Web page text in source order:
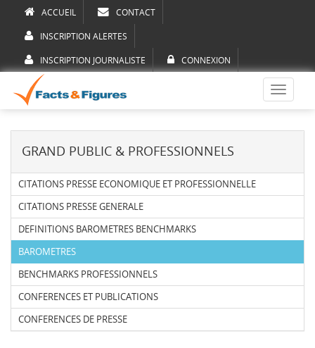
ACCUEIL CONTACT
INSCRIPTION ALERTES
INSCRIPTION JOURNALISTE CONNEXION
Toggle
GRAND PUBLIC & PROFESSIONNELS
CITATIONS PRESSE ECONOMIQUE ET PROFESSIONNELLE
CITATIONS PRESSE GENERALE
DEFINITIONS BAROMETRES BENCHMARKS
BAROMETRES
BENCHMARKS PROFESSIONNELS
CONFERENCES ET PUBLICATIONS
CONFERENCES DE PRESSE